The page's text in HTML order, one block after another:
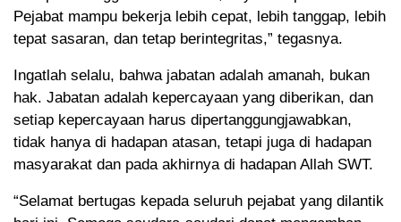
Pejabat mampu bekerja lebih cepat, lebih tanggap, lebih
tepat sasaran, dan tetap berintegritas,” tegasnya.
Ingatlah selalu, bahwa jabatan adalah amanah, bukan
hak. Jabatan adalah kepercayaan yang diberikan, dan
setiap kepercayaan harus dipertanggungjawabkan,
tidak hanya di hadapan atasan, tetapi juga di hadapan
masyarakat dan pada akhirnya di hadapan Allah SWT.
“Selamat bertugas kepada seluruh pejabat yang dilantik